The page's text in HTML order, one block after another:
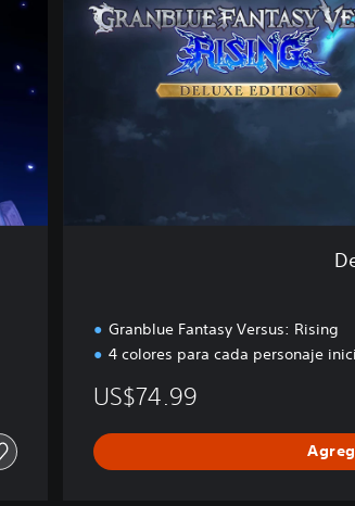
Granblue Fantasy Versus: Rising
4 colores para cada personaje
US$74.99